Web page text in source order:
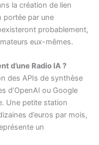
la création de lien
portée par une
probablement,
eux-mêmes.
d’une Radio IA ?
des APIs de synthèse
d’OpenAI ou Google
Une petite station
d’euros par mois,
un